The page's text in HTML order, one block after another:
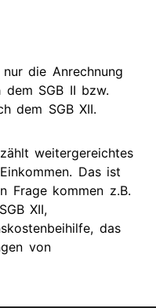
die Anrechnung
dem SGB II bzw.
dem SGB XII.
weitergereichtes
Das ist
Frage kommen z.B.
XII,
das
von